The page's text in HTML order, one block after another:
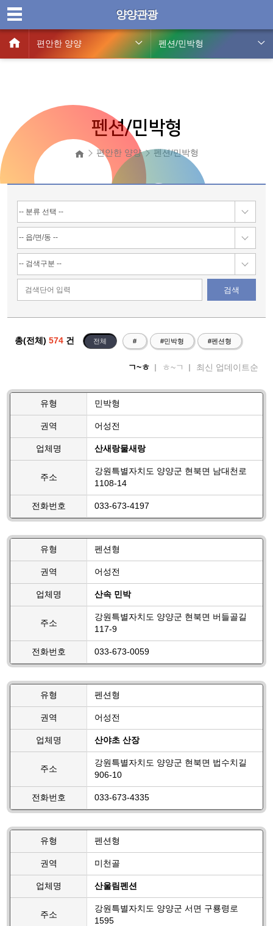
양양관광
편안한 양양 펜션/민박형
펜션/민박형
편안한 양양 펜션/민박형
검색
총(전체) 574 건 전체 # #민박형 #펜션형
ㄱ~ㅎ ㅎ~ㄱ 최신 업데이트순
유형 민박형
권역 어성전
업체명 산새랑물새랑
주소
강원특별자치도 양양군 현북면 남대천로
1108-14
전화번호 033-673-4197
유형 펜션형
권역 어성전
업체명 산속 민박
주소
강원특별자치도 양양군 현북면 버들골길
117-9
전화번호 033-673-0059
유형 펜션형
권역 어성전
업체명 산야초 산장
주소
강원특별자치도 양양군 현북면 법수치길
906-10
전화번호 033-673-4335
유형 펜션형
권역 미천골
업체명 산울림펜션
주소
강원특별자치도 양양군 서면 구룡령로
1595